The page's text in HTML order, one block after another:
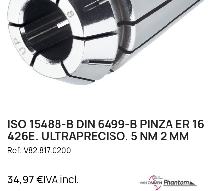
ISO 15488-B DIN 6499-B PINZA ER 16
426E. ULTRAPRECISO. 5 NM 2 MM
Ref: V82.817.0200
34,97 €IVA incl.